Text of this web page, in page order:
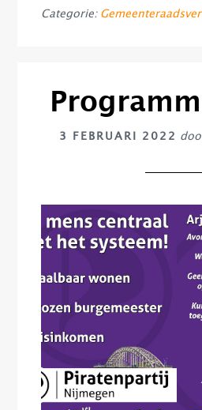
Categorie:
3 FEBRUARI 2022